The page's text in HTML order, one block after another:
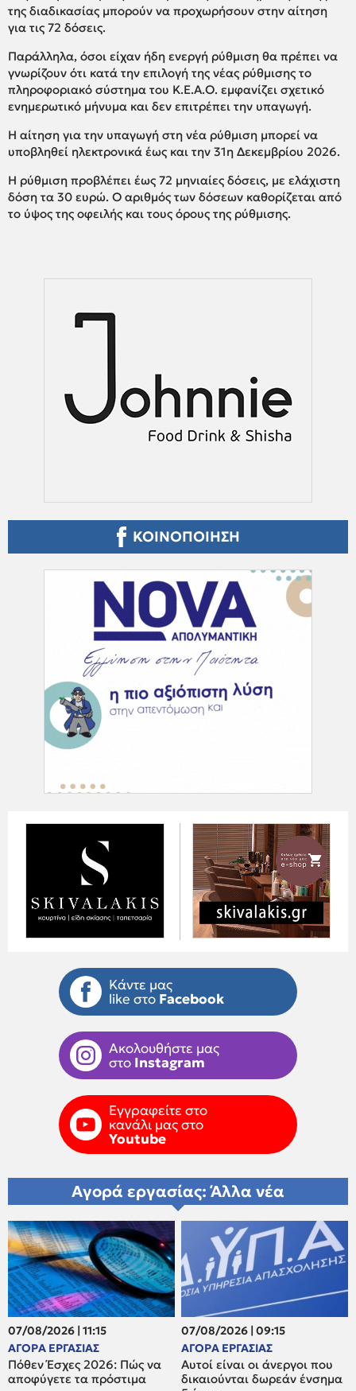
της διαδικασίας μπορούν να προχωρήσουν στην αίτηση
για τις 72 δόσεις.
Παράλληλα, όσοι είχαν ήδη ενεργή ρύθμιση θα πρέπει να
γνωρίζουν ότι κατά την επιλογή της νέας ρύθμισης το
πληροφοριακό σύστημα του Κ.Ε.Α.Ο. εμφανίζει σχετικό
ενημερωτικό μήνυμα και δεν επιτρέπει την υπαγωγή.
Η αίτηση για την υπαγωγή στη νέα ρύθμιση μπορεί να
υποβληθεί ηλεκτρονικά έως και την 31η Δεκεμβρίου 2026.
Η ρύθμιση προβλέπει έως 72 μηνιαίες δόσεις, με ελάχιστη
δόση τα 30 ευρώ. Ο αριθμός των δόσεων καθορίζεται από
το ύψος της οφειλής και τους όρους της ρύθμισης.
ΚΟΙΝΟΠΟΙΗΣΗ
Κάντε μας
like στο Facebook
Ακολουθήστε μας
στο Instagram
Εγγραφείτε στο
κανάλι μας στο
Youtube
Αγορά εργασίας: Άλλα νέα
07/08/2026 | 11:15
ΑΓΟΡΑ ΕΡΓΑΣΙΑΣ
Πόθεν Έσχες 2026: Πώς να
αποφύγετε τα πρόστιμα
07/08/2026 | 09:15
ΑΓΟΡΑ ΕΡΓΑΣΙΑΣ
Αυτοί είναι οι άνεργοι που
δικαιούνται δωρεάν ένσημα